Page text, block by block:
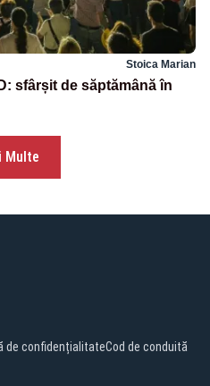
Stoica Marian
sfârșit de săptămână în
Multe
de confidențialitateCod de conduită